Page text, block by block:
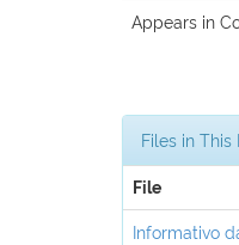
Appears in
Files in This
File
Informativo